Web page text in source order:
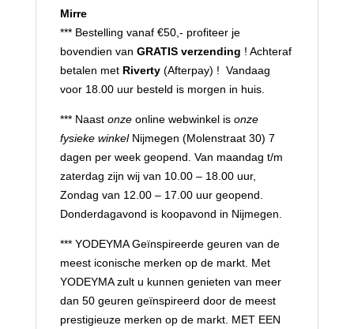
Mirre
*** Bestelling vanaf €50,- profiteer je
bovendien van GRATIS verzending ! Achteraf
betalen met Riverty (Afterpay) ! Vandaag
voor 18.00 uur besteld is morgen in huis.
*** Naast onzeonline webwinkel is onze
fysieke winkelNijmegen (Molenstraat 30) 7
dagen per week geopend. Van maandag t/m
zaterdag zijn wij van 10.00 – 18.00 uur,
Zondag van 12.00 – 17.00 uur geopend.
Donderdagavond is koopavond in Nijmegen.
*** YODEYMA Geïnspireerde geuren van de
meest iconische merken op de markt. Met
YODEYMA zult u kunnen genieten van meer
dan 50 geuren geïnspireerd door de meest
prestigieuze merken op de markt. MET EEN